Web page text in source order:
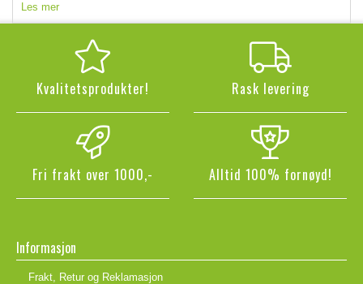
Les mer
Kvalitetsprodukter! Rask levering
Fri frakt over 1000,- Alltid 100% fornøyd!
Informasjon
Frakt, Retur og Reklamasjon